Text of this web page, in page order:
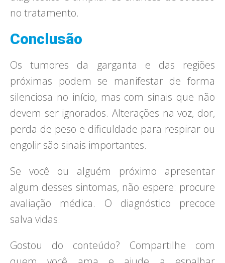
no tratamento.
Conclusão
Os tumores da garganta e das regiões
próximas podem se manifestar de forma
silenciosa no início, mas com sinais que não
devem ser ignorados. Alterações na voz, dor,
perda de peso e dificuldade para respirar ou
engolir são sinais importantes.
Se você ou alguém próximo apresentar
algum desses sintomas, não espere: procure
avaliação médica. O diagnóstico precoce
salva vidas.
Gostou do conteúdo? Compartilhe com